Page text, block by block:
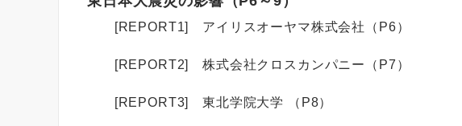
[REPORT1] アイリスオーヤマ株式会社（P6）
[REPORT2] 株式会社クロスカンパニー（P7）
[REPORT3] 東北学院大学 （P8）